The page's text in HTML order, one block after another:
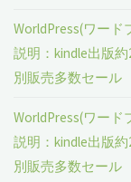
WorldPress(ワー
説明：kindle出版
別販売多数セール
WorldPress(ワー
説明：kindle出版
別販売多数セール